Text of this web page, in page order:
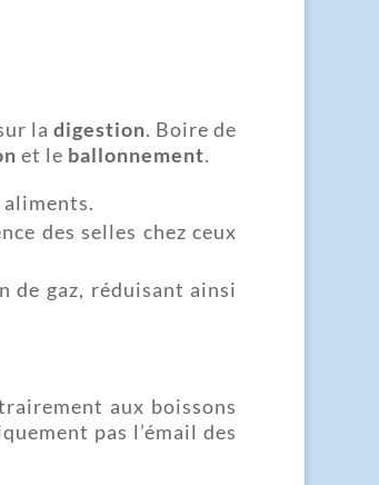
ladigestion. Boire de
et le ballonnement.
aliments.
des selles chez ceux
de gaz, réduisant ainsi
aux boissons
pas l’émail des